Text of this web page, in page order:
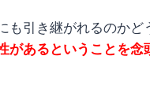
引き継がれるのかど
があるということを念